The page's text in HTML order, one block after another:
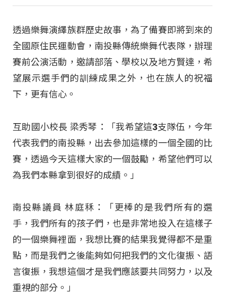
透過樂舞演繹族群歷史故事，為了備賽即將到來的
全國原住民運動會，南投縣傳統樂舞代表隊，辦理
賽前公演活動，邀請部落、學校以及地方賢達，希
望展示選手們的訓練成果之外，也在族人的祝福
下，更有信心。
互助國小校長 梁秀琴：「我希望這3支隊伍，今年
代表我們的南投縣，出去參加這樣的一個全國的比
賽，透過今天這樣大家的一個鼓勵，希望他們可以
為我們本縣拿到很好的成績。」
南投縣議員 林庭秝：「更棒的是我們所有的選
手，我們所有的孩子們，也是非常地投入在這樣子
的一個樂舞裡面，我想比賽的結果我覺得都不是重
點，而是我們之後能夠如何把我們的文化復振、語
言復振，我想這個才是我們應該要共同努力，以及
重視的部分。」